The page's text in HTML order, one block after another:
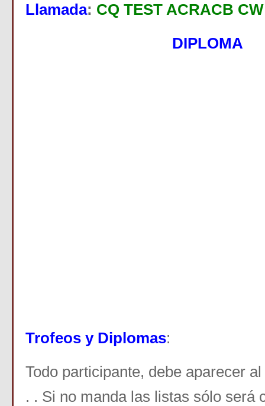
Llamada: CQ TEST ACRACB CW
DIPLOMA
Trofeos y Diplomas:
Todo participante, debe aparecer
. . Si no manda las listas sólo será